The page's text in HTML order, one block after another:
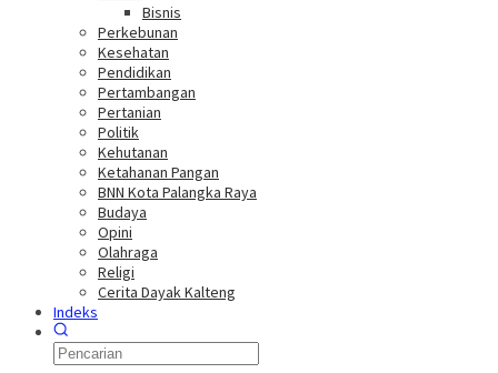
Bisnis
Perkebunan
Kesehatan
Pendidikan
Pertambangan
Pertanian
Politik
Kehutanan
Ketahanan Pangan
BNN Kota Palangka Raya
Budaya
Opini
Olahraga
Religi
Cerita Dayak Kalteng
Indeks